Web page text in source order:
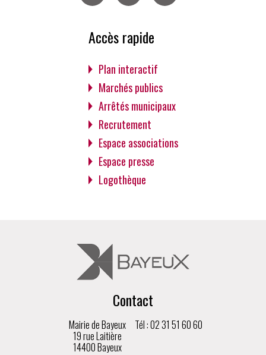
Accès rapide
Plan interactif
Marchés publics
Arrêtés municipaux
Recrutement
Espace associations
Espace presse
Logothèque
Contact
Mairie de Bayeux
19 rue Laitière
14400 Bayeux
Tél : 02 31 51 60 60